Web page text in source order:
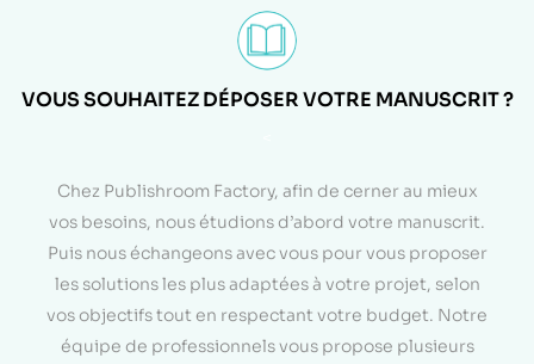
VOUS SOUHAITEZ DÉPOSER VOTRE MANUSCRIT ?
Chez Publishroom Factory, afin de cerner au mieux
vos besoins, nous étudions d’abord votre manuscrit.
Puis nous échangeons avec vous pour vous proposer
les solutions les plus adaptées à votre projet, selon
vos objectifs tout en respectant votre budget. Notre
équipe de professionnels vous propose plusieurs